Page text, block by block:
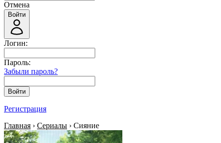
Отмена
Войти
Логин:
Пароль:
Забыли пароль?
Войти
Регистрация
Главная › Сериалы › Сияние